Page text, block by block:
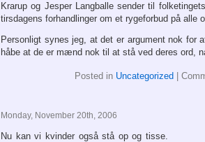
Krarup og Jesper Langballe sender til
tirsdagens forhandlinger om et rygeforbud på alle
Personligt synes jeg, at det er argument nok for
håbe at de er mænd nok til at stå ved deres ord,
Posted in Uncategorized
Monday, November 20th, 2006
Nu kan vi kvinder også stå op og tisse.